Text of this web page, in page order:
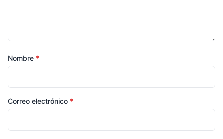
Nombre *
Correo electrónico *